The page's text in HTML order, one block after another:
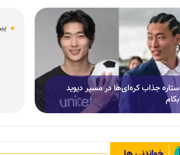
ستاره جذاب کره‌ای‌ها در مسیر دیوید
بکام